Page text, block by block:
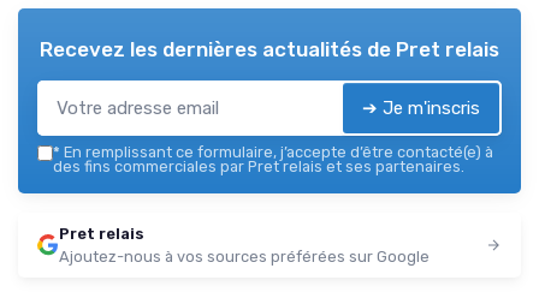
Recevez les dernières actualités de Pret relais
➔ Je m'inscris
* En remplissant ce formulaire, j’accepte d’être contacté(e) à
des fins commerciales par Pret relais et ses partenaires.
Pret relais
Ajoutez-nous à vos sources préférées sur Google